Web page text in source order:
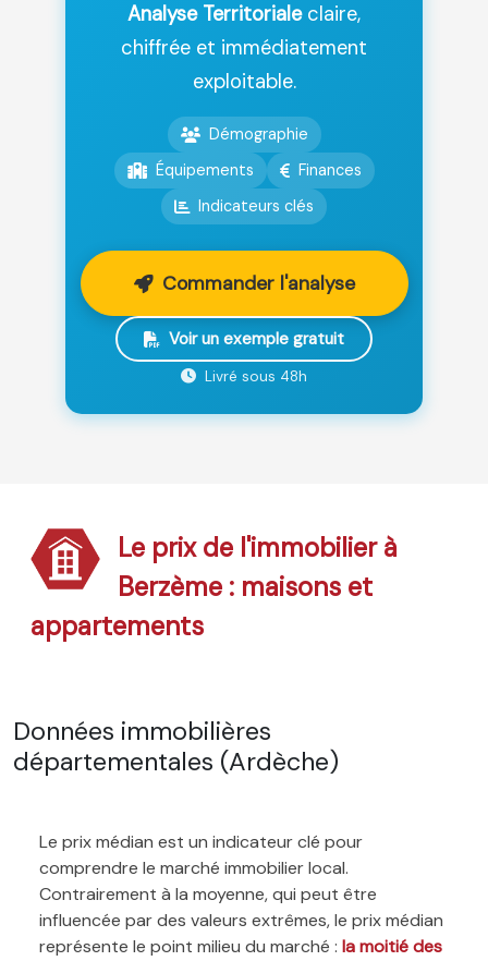
Analyse Territorialeclaire,
chiffrée et immédiatement
exploitable.
Démographie
Équipements
Finances
Indicateurs clés
Commander l'analyse
Voir un exemple gratuit
Livré sous 48h
Le prix de l'immobilier à
Berzème : maisons et
appartements
Données immobilières
départementales (Ardèche)
Le prix médian est un indicateur clé pour
comprendre le marché immobilier local.
Contrairement à la moyenne, qui peut être
influencée par des valeurs extrêmes, le prix médian
représente le point milieu du marché : la moitié des